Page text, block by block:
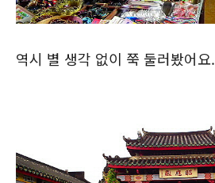
역시 별 생각 없이 쭉 둘러봤어요.